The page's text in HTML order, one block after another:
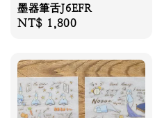
墨器筆舌J6EFR
Regular
NT$ 1,800